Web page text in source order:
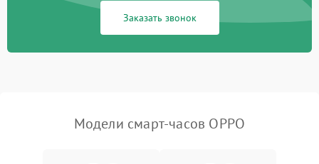
Заказать звонок
Модели смарт-часов OPPO